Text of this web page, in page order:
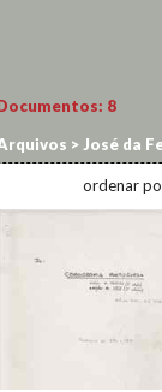
8
> José da
Freguesias
ordenar